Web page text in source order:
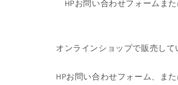
HPお問い合わせフォームまた
オンラインショップで販売し
HPお問い合わせフォーム、ま